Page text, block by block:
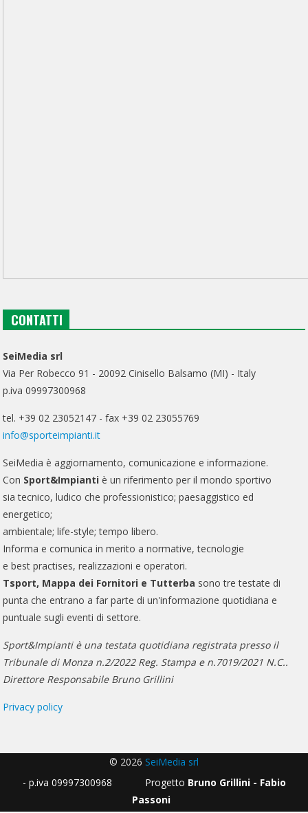
CONTATTI
SeiMedia srl
Via Per Robecco 91 - 20092 Cinisello Balsamo (MI) - Italy
p.iva 09997300968
tel. +39 02 23052147 - fax +39 02 23055769
info@sporteimpianti.it
SeiMedia è aggiornamento, comunicazione e informazione.
Con Sport&Impianti è un riferimento per il mondo sportivo
sia tecnico, ludico che professionistico; paesaggistico ed
energetico;
ambientale; life-style; tempo libero.
Informa e comunica in merito a normative, tecnologie
e best practises, realizzazioni e operatori.
Tsport, Mappa dei Fornitori e Tutterba sono tre testate di
punta che entrano a far parte di un'informazione quotidiana e
puntuale sugli eventi di settore.
Sport&Impianti è una testata quotidiana registrata presso il
Tribunale di Monza n.2/2022 Reg. Stampa e n.7019/2021 N.C..
Direttore Responsabile Bruno Grillini
Privacy policy
© 2026 SeiMedia srl
- p.iva 09997300968 Progetto Bruno Grillini - Fabio
Passoni